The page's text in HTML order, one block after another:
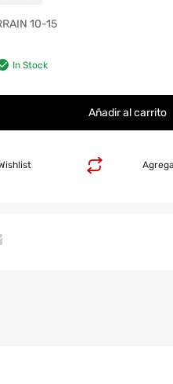
10-15
In Stock
Añadir al carrito